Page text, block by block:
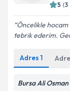
Metni
5 (3
Öncelikle hocam
tebrik ederim.
Adres 1
Bursa Ali Osman